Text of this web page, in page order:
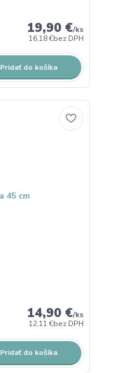
19,90 €/ks
16,18 €bez DPH
Pridať do košíka
14,90 €/ks
12,11 €bez DPH
Pridať do košíka